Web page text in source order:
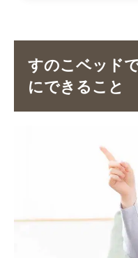
すのこベッド
にできること